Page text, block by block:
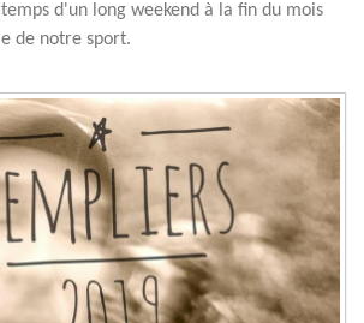
d'un long weekend à la fin du mois
de notre sport.